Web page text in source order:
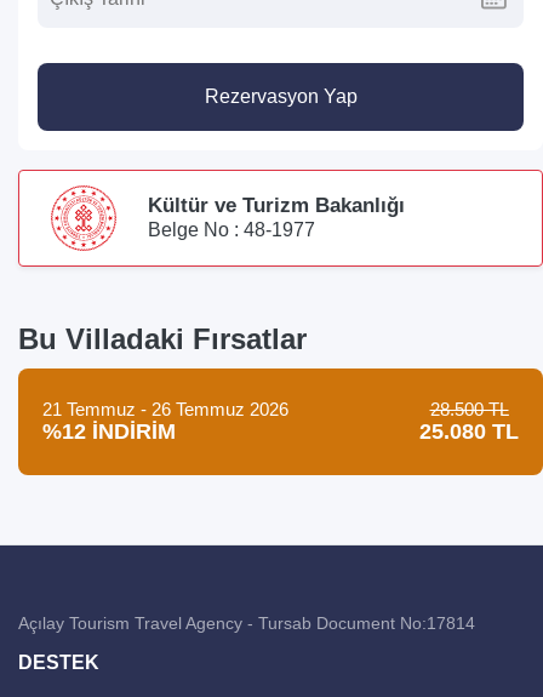
Rezervasyon Yap
Kültür ve Turizm Bakanlığı
Belge No : 48-1977
Bu Villadaki Fırsatlar
21 Temmuz - 26 Temmuz 2026
%12 İNDİRİM
28.500 TL
25.080 TL
Açılay Tourism Travel Agency - Tursab Document No:17814
DESTEK